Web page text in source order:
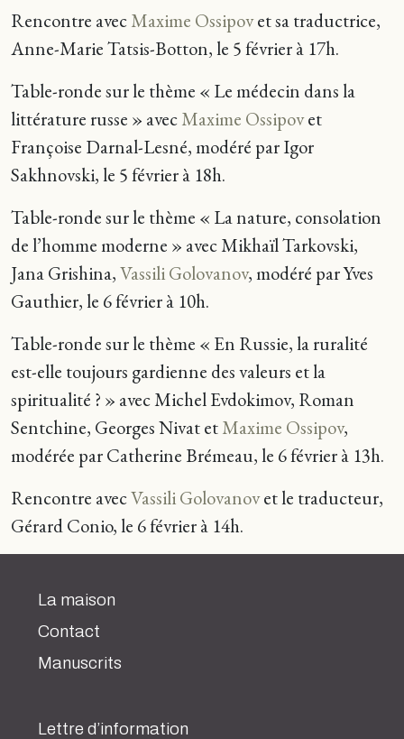
Rencontre avecMaxime Ossipovet sa traductrice,
Anne-Marie Tatsis-Botton, le 5 février à 17h.
Table-ronde sur le thème « Le médecin dans la
littérature russe » avecMaxime Ossipovet
Françoise Darnal-Lesné, modéré par Igor
Sakhnovski, le 5 février à 18h.
Table-ronde sur le thème « La nature, consolation
de l’homme moderne » avec Mikhaïl Tarkovski,
Jana Grishina,Vassili Golovanov, modéré par Yves
Gauthier, le 6 février à 10h.
Table-ronde sur le thème « En Russie, la ruralité
est-elle toujours gardienne des valeurs et la
spiritualité ? » avec Michel Evdokimov, Roman
Sentchine, Georges Nivat etMaxime Ossipov,
modérée par Catherine Brémeau, le 6 février à 13h.
Rencontre avecVassili Golovanovet le traducteur,
Gérard Conio, le 6 février à 14h.
La maison
Contact
Manuscrits
Lettre d’information